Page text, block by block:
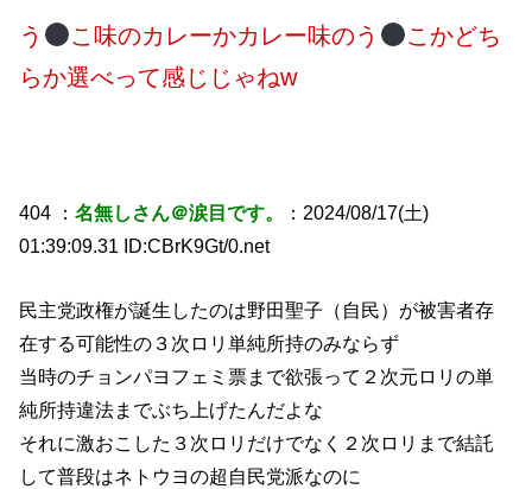
う こ味のカレーかカレー味のう
こかどち
らか選べって感じじゃねw
404 ：名無しさん＠涙目です。
：2024/08/17(土)
01:39:09.31 ID:CBrK9Gt/0.net
民主党政権が誕生したのは野田聖子（自民）が被害者存
在する可能性の３次ロリ単純所持のみならず
当時のチョンパヨフェミ票まで欲張って２次元ロリの単
純所持違法までぶち上げたんだよな
それに激おこした３次ロリだけでなく２次ロリまで結託
して普段はネトウヨの超自民党派なのに